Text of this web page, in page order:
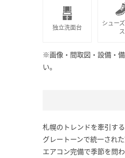
独立洗面台
シュー
ス
※画像・間取図・設備・
い。
札幌のトレンドを牽引す
グレートーンで統一され
エアコン完備で季節を問